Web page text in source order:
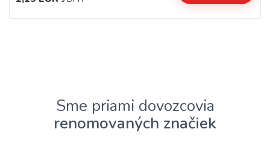
Sme priami dovozcovia
renomovaných značiek